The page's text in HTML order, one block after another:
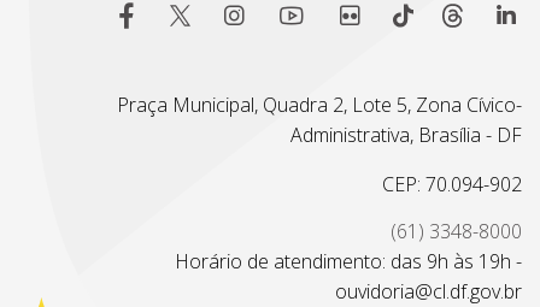
Praça Municipal, Quadra 2, Lote 5, Zona Cívico-
Administrativa, Brasília - DF
CEP: 70.094-902
(61) 3348-8000
Horário de atendimento: das 9h às 19h -
ouvidoria@cl.df.gov.br